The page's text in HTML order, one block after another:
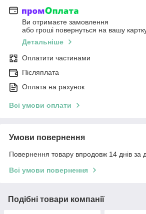
Ви отримаєте замовлення
або гроші повернуться на вашу
Детальніше
Оплатити частинами
Післяплата
Оплата на рахунок
Всі умови оплати
Умови повернення
Повернення товару впродовж 14 днів за
Всі умови повернення
Подібні товари компанії